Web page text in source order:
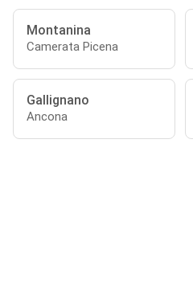
Montanina
Camerata Picena
Gallignano
Ancona